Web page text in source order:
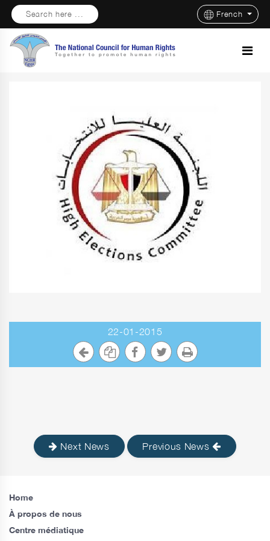
Search here ... French
22-01-2015
Next News Previous News
Home
À propos de nous
Centre médiatique